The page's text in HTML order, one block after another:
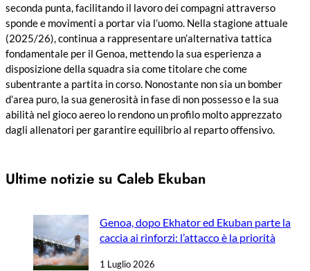
seconda punta, facilitando il lavoro dei compagni attraverso
sponde e movimenti a portar via l’uomo. Nella stagione attuale
(2025/26), continua a rappresentare un’alternativa tattica
fondamentale per il Genoa, mettendo la sua esperienza a
disposizione della squadra sia come titolare che come
subentrante a partita in corso. Nonostante non sia un bomber
d’area puro, la sua generosità in fase di non possesso e la sua
abilità nel gioco aereo lo rendono un profilo molto apprezzato
dagli allenatori per garantire equilibrio al reparto offensivo.
Ultime notizie su Caleb Ekuban
Genoa, dopo Ekhator ed Ekuban parte la
caccia ai rinforzi: l’attacco è la priorità
1 Luglio 2026